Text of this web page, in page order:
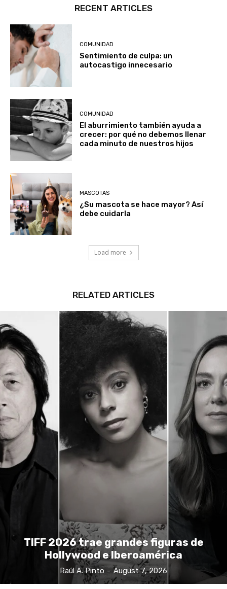
RECENT ARTICLES
COMUNIDAD
Sentimiento de culpa: un
autocastigo innecesario
COMUNIDAD
El aburrimiento también ayuda a
crecer: por qué no debemos llenar
cada minuto de nuestros hijos
MASCOTAS
¿Su mascota se hace mayor? Así
debe cuidarla
Load more
RELATED ARTICLES
TIFF 2026 trae grandes figuras de
Hollywood e Iberoamérica
Raúl A. Pinto - August 7, 2026